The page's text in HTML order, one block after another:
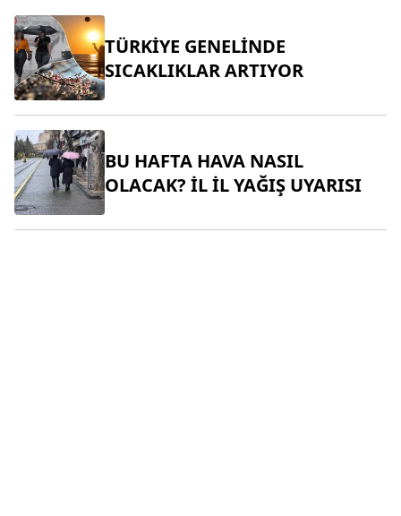
TÜRKİYE GENELİNDE
SICAKLIKLAR ARTIYOR
BU HAFTA HAVA NASIL
OLACAK? İL İL YAĞIŞ UYARISI